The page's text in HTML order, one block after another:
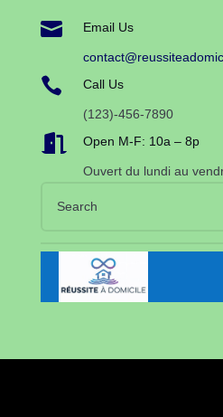
 Email Us
 Call Us
(123)-456-7890
 Open M-F: 10a – 8p
Ouvert du lundi au